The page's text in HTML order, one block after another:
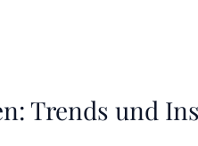
Trends und